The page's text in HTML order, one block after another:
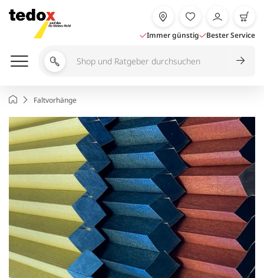
Inhalt
springen
Immer günstig Bester Service
Shop
durchsuchen
StartseiteFaltvorhänge